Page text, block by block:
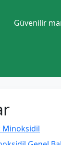
Güvenilir
Minoksidil